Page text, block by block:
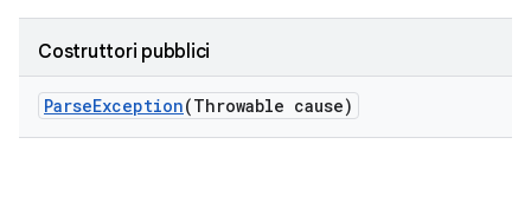
Costruttori pubblici
ParseException(Throwable cause)